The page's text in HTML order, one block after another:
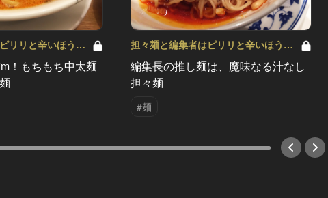
リリと辛いほうが
！もちもち中太麺
担々麺と編集者はピリリと辛いほうが
編集長の推し麺は、魔味なる汁なし
担々麺
#麺